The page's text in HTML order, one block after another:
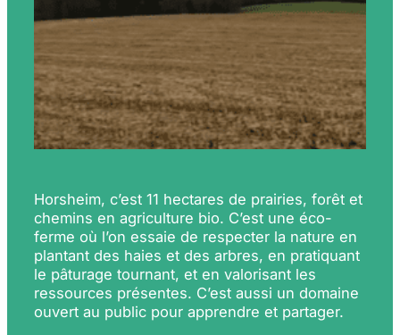
Horsheim, c’est 11 hectares de prairies, forêt et
chemins en agriculture bio. C’est une éco-
ferme où l’on essaie de respecter la nature en
plantant des haies et des arbres, en pratiquant
le pâturage tournant, et en valorisant les
ressources présentes. C’est aussi un domaine
ouvert au public pour apprendre et partager.